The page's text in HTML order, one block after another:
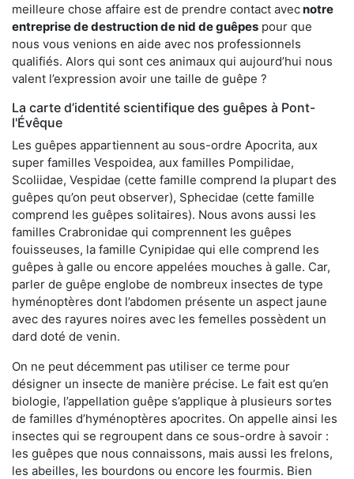
meilleure chose affaire est de prendre contact avecnotre
entreprise de destruction de nid de guêpes pour que
nous vous venions en aide avec nos professionnels
qualifiés. Alors qui sont ces animaux qui aujourd’hui nous
valent l’expression avoir une taille de guêpe ?
La carte d’identité scientifique des guêpes à Pont-
l'Évêque
Les guêpes appartiennent au sous-ordre Apocrita, aux
super familles Vespoidea, aux familles Pompilidae,
Scoliidae, Vespidae (cette famille comprend la plupart des
guêpes qu’on peut observer), Sphecidae (cette famille
comprend les guêpes solitaires). Nous avons aussi les
familles Crabronidae qui comprennent les guêpes
fouisseuses, la famille Cynipidae qui elle comprend les
guêpes à galle ou encore appelées mouches à galle. Car,
parler de guêpe englobe de nombreux insectes de type
hyménoptères dont l’abdomen présente un aspect jaune
avec des rayures noires avec les femelles possèdent un
dard doté de venin.
On ne peut décemment pas utiliser ce terme pour
désigner un insecte de manière précise. Le fait est qu’en
biologie, l’appellation guêpe s’applique à plusieurs sortes
de familles d’hyménoptères apocrites. On appelle ainsi les
insectes qui se regroupent dans ce sous-ordre à savoir :
les guêpes que nous connaissons, mais aussi les frelons,
les abeilles, les bourdons ou encore les fourmis. Bien